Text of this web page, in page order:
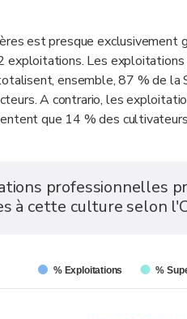
est presque
exploitations. Les
ensemble, 87 % de
A contrario, les
que 14 % des
professionnelles
à cette culture selon
% Exploitations %